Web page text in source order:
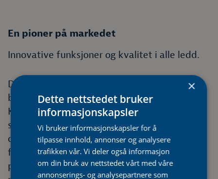
En pioner på markedet
Innovative funksjoner og kvalitet i alle ledd.
Denne luft-luft-varmepumpen er ikke bare
blant de aller beste, den er også i front.
Kontinuerlig innovasjon og produktutvikling
sørger for at den ikke bare gir varme – den
oser også kvalitet. Smarte, innovative
funksjoner, som WiFi-styring med tilbehør,
peismodus og uketimer, gir deg flere
×
Dette nettstedet bruker
informasjonskapsler
Vi bruker informasjonskapsler for å
tilpasse innhold, annonser og analysere
trafikken vår. Vi deler også informasjon
om din bruk av nettstedet vårt med våre
annonserings- og analysepartnere som